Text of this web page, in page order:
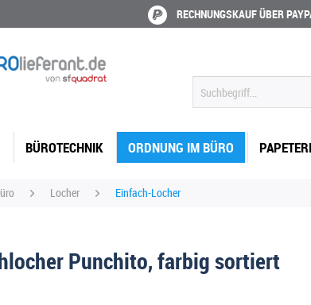
RECHNUNGSKAUF ÜBER
BÜROTECHNIK ORDNUNG IM BÜRO
Locher Einfach-Locher
Punchito, farbig sortiert